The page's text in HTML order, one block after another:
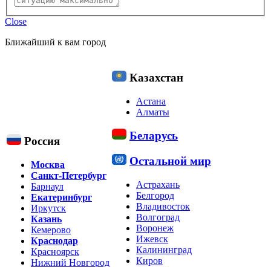
Close
Ближайший к вам город
Россия
Москва
Санкт-Петербург
Барнаул
Екатеринбург
Иркутск
Казань
Кемерово
Краснодар
Красноярск
Нижний Новгород
Казахстан
Астана
Алматы
Беларусь
Остальной мир
Астрахань
Белгород
Владивосток
Волгоград
Воронеж
Ижевск
Калининград
Киров